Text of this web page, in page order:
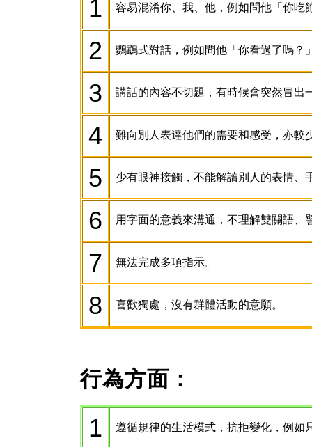
1 容易混淆你、我、他，例如問他「你吃
2 鸚鵡式對話，例如問他「你看過了嗎？
3 講話的內容不切題，有時候會突然冒出
4 難向別人表達他們的需要和感受，亦較
5 少有眼神接觸，不能解讀別人的表情、
6 用字面的意義來溝通，不理解雙關語、
7 無法完成多項指示。
8 喜歡獨處，沒有群體活動的意願。
行為方面：
1 遵循規律的生活模式，抗拒變化，例如